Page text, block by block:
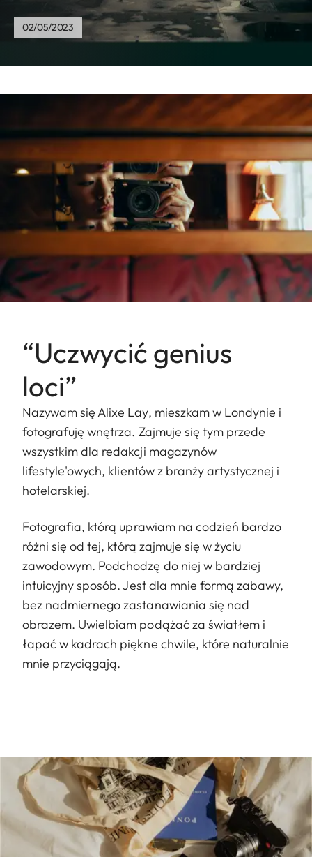
02/05/2023
“Uczwycić genius
loci”
Nazywam się Alixe Lay, mieszkam w Londynie i
fotografuję wnętrza. Zajmuje się tym przede
wszystkim dla redakcji magazynów
lifestyle'owych, klientów z branży artystycznej i
hotelarskiej.
Fotografia, którą uprawiam na codzień bardzo
różni się od tej, którą zajmuje się w życiu
zawodowym. Podchodzę do niej w bardziej
intuicyjny sposób. Jest dla mnie formą zabawy,
bez nadmiernego zastanawiania się nad
obrazem. Uwielbiam podążać za światłem i
łapać w kadrach piękne chwile, które naturalnie
mnie przyciągają.